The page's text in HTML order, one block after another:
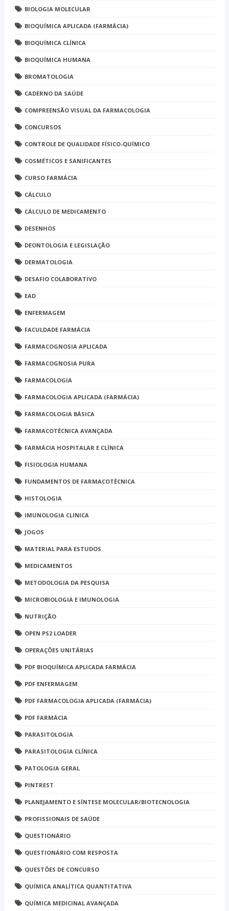
BIOLOGIA MOLECULAR
BIOQUÍMICA APLICADA (FARMÁCIA)
BIOQUÍMICA CLÍNICA
BIOQUÍMICA HUMANA
BROMATOLOGIA
CADERNO DA SAÚDE
COMPREENSÃO VISUAL DA FARMACOLOGIA
CONCURSOS
CONTROLE DE QUALIDADE FÍSICO-QUÍMICO
COSMÉTICOS E SANIFICANTES
CURSO FARMÁCIA
CÁLCULO
CÁLCULO DE MEDICAMENTO
DESENHOS
DEONTOLOGIA E LEGISLAÇÃO
DERMATOLOGIA
DESAFIO COLABORATIVO
EAD
ENFERMAGEM
FACULDADE FARMÁCIA
FARMACOGNOSIA APLICADA
FARMACOGNOSIA PURA
FARMACOLOGIA
FARMACOLOGIA APLICADA (FARMÁCIA)
FARMACOLOGIA BÁSICA
FARMACOTÉCNICA AVANÇADA
FARMÁCIA HOSPITALAR E CLÍNICA
FISIOLOGIA HUMANA
FUNDAMENTOS DE FARMACOTÉCNICA
HISTOLOGIA
IMUNOLOGIA CLINICA
JOGOS
MATERIAL PARA ESTUDOS
MEDICAMENTOS
METODOLOGIA DA PESQUISA
MICROBIOLOGIA E IMUNOLOGIA
NUTRIÇÃO
OPEN PS2 LOADER
OPERAÇÕES UNITÁRIAS
PDF BIOQUÍMICA APLICADA FARMÁCIA
PDF ENFERMAGEM
PDF FARMACOLOGIA APLICADA (FARMÁCIA)
PDF FARMÁCIA
PARASITOLOGIA
PARASITOLOGIA CLÍNICA
PATOLOGIA GERAL
PINTREST
PLANEJAMENTO E SÍNTESE MOLECULAR/BIOTECNOLOGIA
PROFISSIONAIS DE SAÚDE
QUESTIONÁRIO
QUESTIONÁRIO COM RESPOSTA
QUESTÕES DE CONCURSO
QUÍMICA ANALÍTICA QUANTITATIVA
QUÍMICA MEDICINAL AVANÇADA